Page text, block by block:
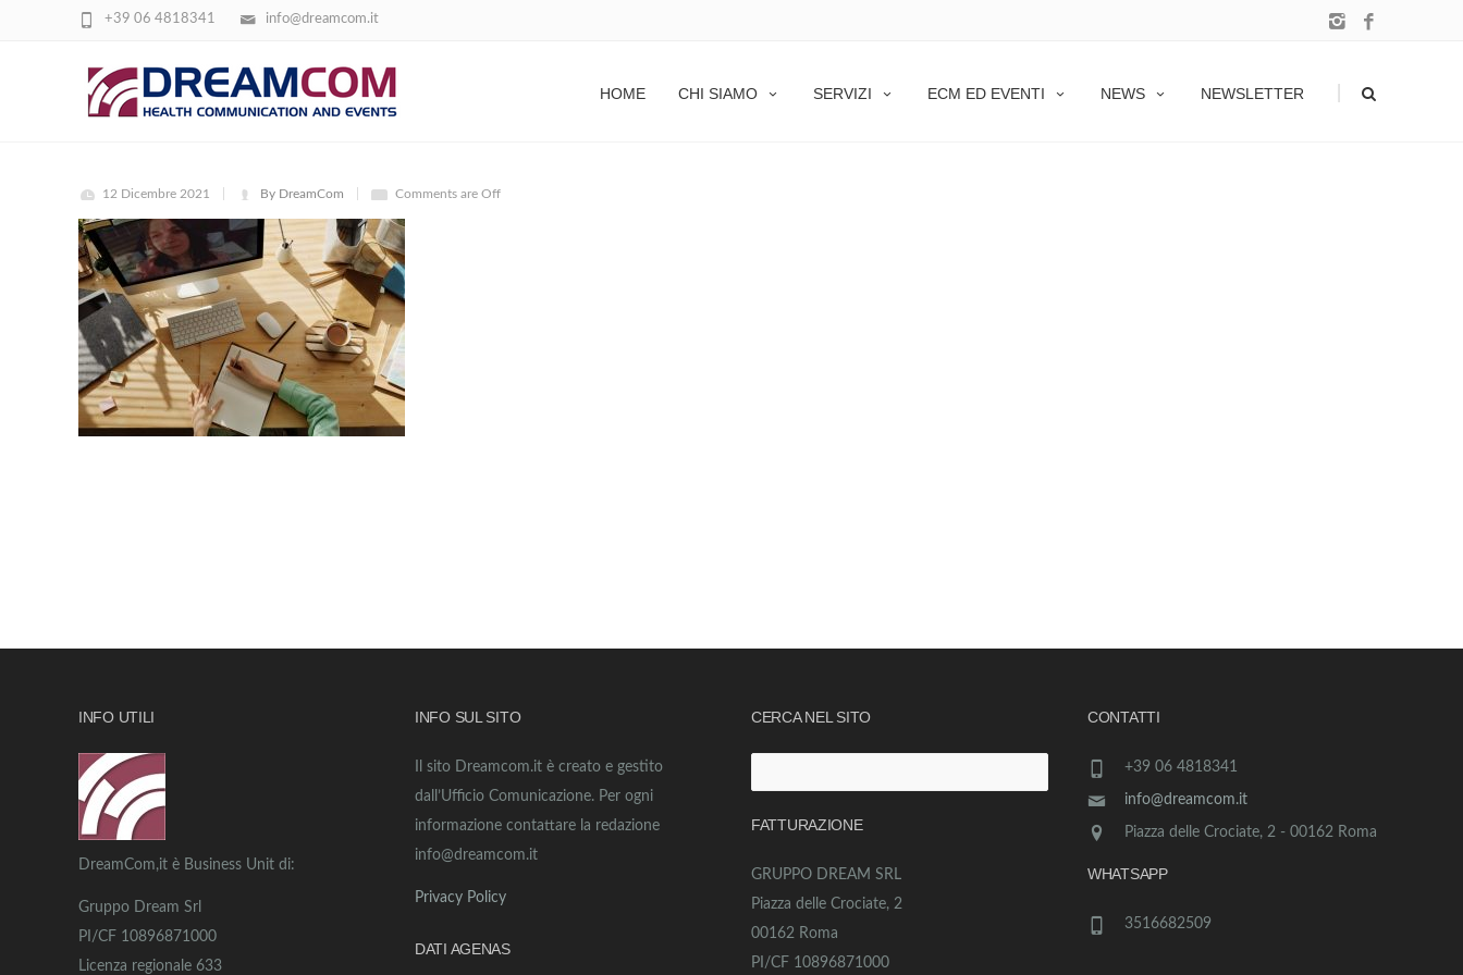
info@dreamcom.it
+39 06 4818341
HOME CHI SIAMO SERVIZI ECM ED EVENTI NEWS NEWSLETTER
PEXELS-JULIA-M-CAMERON-4144923
12 Dicembre 2021 By DreamCom Comments are Off
INFO UTILI
DreamCom,it è Business Unit di:
Gruppo Dream Srl
PI/CF 10896871000
Licenza regionale 633
INFO SUL SITO
Il sito Dreamcom.it è creato e gestito
dall’Ufficio Comunicazione. Per ogni
informazione contattare la redazione
info@dreamcom.it
Privacy Policy
DATI AGENAS
CERCA NEL SITO
per:
FATTURAZIONE
GRUPPO DREAM SRL
Piazza delle Crociate, 2
00162 Roma
PI/CF 10896871000
CONTATTI
+39 06 4818341
info@dreamcom.it
Piazza delle Crociate, 2 - 00162 Roma
WHATSAPP
3516682509